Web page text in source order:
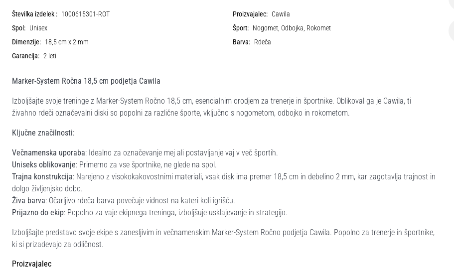
Številka izdelek : 1000615301-ROT Proizvajalec: Cawila
Spol: Unisex Šport: Nogomet, Odbojka, Rokomet
Dimenzije: 18,5 cm x 2 mm Barva: Rdeča
Garancija: 2 leti
Marker-System Ročna 18,5 cm podjetja Cawila
Izboljšajte svoje treninge z Marker-System Ročno 18,5 cm, esencialnim orodjem za trenerje in športnike. Oblikoval ga je Cawila, ti
živahno rdeči označevalni diski so popolni za različne športe, vključno s nogometom, odbojko in rokometom.
Ključne značilnosti:
Večnamenska uporaba: Idealno za označevanje mej ali postavljanje vaj v več športih.
Uniseks oblikovanje: Primerno za vse športnike, ne glede na spol.
Trajna konstrukcija: Narejeno z visokokakovostnimi materiali, vsak disk ima premer 18,5 cm in debelino 2 mm, kar zagotavlja trajnost in
dolgo življenjsko dobo.
Živa barva: Očarljivo rdeča barva povečuje vidnost na kateri koli igrišču.
Prijazno do ekip: Popolno za vaje ekipnega treninga, izboljšuje usklajevanje in strategijo.
Izboljšajte predstavo svoje ekipe s zanesljivim in večnamenskim Marker-System Ročno podjetja Cawila. Popolno za trenerje in športnike,
ki si prizadevajo za odličnost.
Proizvajalec